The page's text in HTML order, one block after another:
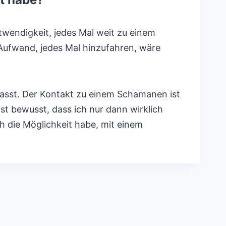
jedes Mal weit zu einem
jedes Mal hinzufahren, wäre
Der Kontakt zu einem Schamanen ist
bewusst, dass ich nur dann wirklich
die Möglichkeit habe, mit einem